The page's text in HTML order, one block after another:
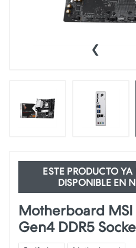
‹
ESTE PRODUCTO
DISPONIBLE EN
Motherboard
Gen4 DDR5